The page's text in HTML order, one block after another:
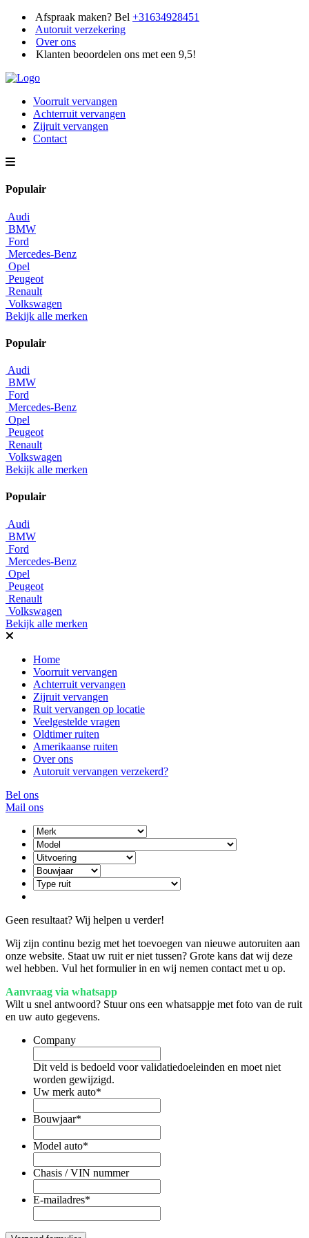
Afspraak maken? Bel +31634928451
Autoruit verzekering
Over ons
Klanten beoordelen ons met een 9,5!
Voorruit vervangen
Achterruit vervangen
Zijruit vervangen
Contact
Populair
Audi
BMW
Ford
Mercedes-Benz
Opel
Peugeot
Renault
Volkswagen
Bekijk alle merken
Populair
Audi
BMW
Ford
Mercedes-Benz
Opel
Peugeot
Renault
Volkswagen
Bekijk alle merken
Populair
Audi
BMW
Ford
Mercedes-Benz
Opel
Peugeot
Renault
Volkswagen
Bekijk alle merken
Home
Voorruit vervangen
Achterruit vervangen
Zijruit vervangen
Ruit vervangen op locatie
Veelgestelde vragen
Oldtimer ruiten
Amerikaanse ruiten
Over ons
Autoruit vervangen verzekerd?
Bel ons
Mail ons
Geen resultaat? Wij helpen u verder!
Wij zijn continu bezig met het toevoegen van nieuwe autoruiten aan
onze website. Staat uw ruit er niet tussen? Grote kans dat wij deze
wel hebben. Vul het formulier in en wij nemen contact met u op.
Aanvraag via whatsapp
Wilt u snel antwoord? Stuur ons een whatsappje met foto van de ruit
en uw auto gegevens.
Company
Dit veld is bedoeld voor validatiedoeleinden en moet niet
worden gewijzigd.
Uw merk auto*
Bouwjaar*
Model auto*
Chasis / VIN nummer
E-mailadres*